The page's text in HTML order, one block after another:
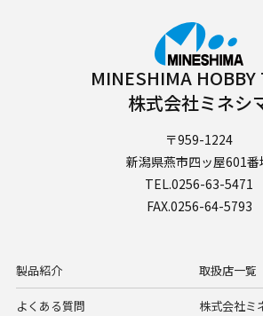
MINESHIMA HOBBY
株式会社ミネシ
〒959-1224
新潟県燕市四ッ屋601番
TEL.0256-63-5471
FAX.0256-64-5793
製品紹介 取扱店一覧
よくある質問 株式会社ミ